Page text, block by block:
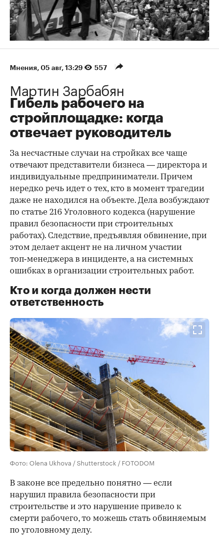
Мнения⁠, 05 авг, 13:29 557
Мартин Зарбабян
Гибель рабочего на
стройплощадке: когда
отвечает руководитель
За несчастные случаи на стройках все чаще
отвечают представители бизнеса — директора и
индивидуальные предприниматели. Причем
нередко речь идет о тех, кто в момент трагедии
даже не находился на объекте. Дела возбуждают
по статье 216 Уголовного кодекса (нарушение
правил безопасности при строительных
работах). Следствие, предъявляя обвинение, при
этом делает акцент не на личном участии
топ‑менеджера в инциденте, а на системных
ошибках в организации строительных работ.
Кто и когда должен нести
ответственность
Фото: Olena Ukhova / Shutterstock / FOTODOM
В законе все предельно понятно — если
нарушил правила безопасности при
строительстве и это нарушение привело к
смерти рабочего, то можешь стать обвиняемым
по уголовному делу.